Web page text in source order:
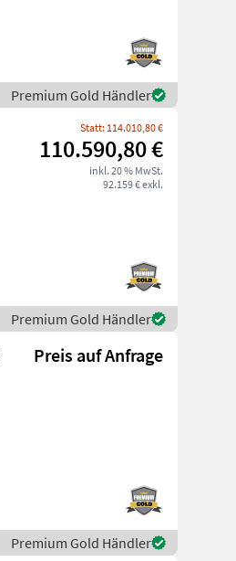
Premium Gold Händler
Statt: 114.010,80 €
110.590,80 €
inkl. 20 % MwSt.
92.159 € exkl.
Premium Gold Händler
Preis auf Anfrage
Premium Gold Händler